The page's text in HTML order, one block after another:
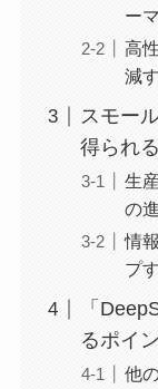
ー
高
減
スモー
得られ
生
の
情
プ
「
るポイ
他